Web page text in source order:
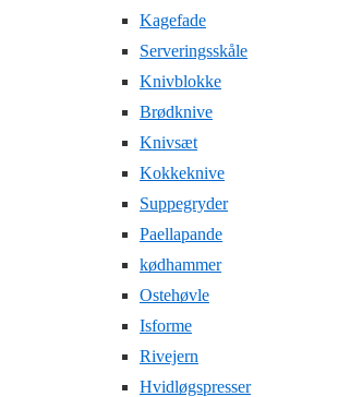
Kagefade
Serveringsskåle
Knivblokke
Brødknive
Knivsæt
Kokkeknive
Suppegryder
Paellapande
kødhammer
Ostehøvle
Isforme
Rivejern
Hvidløgspresser